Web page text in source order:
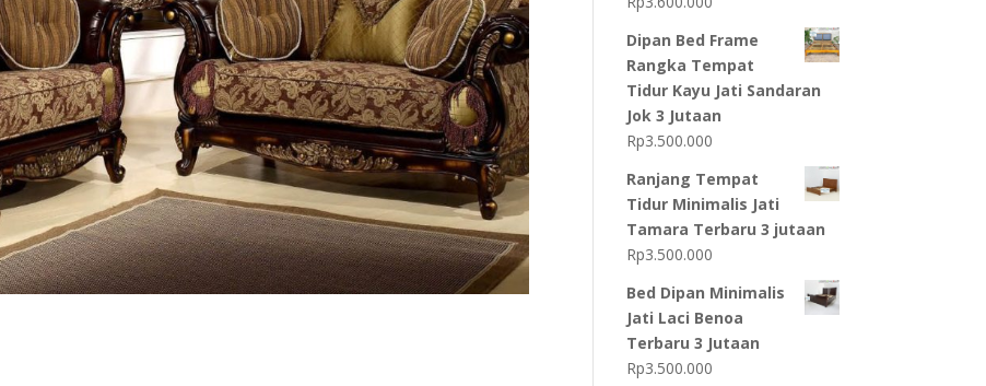
Dipan Bed Frame
Rangka Tempat
Tidur Kayu Jati Sandaran
Jok 3 Jutaan
Rp3.500.000
Ranjang Tempat
Tidur Minimalis Jati
Tamara Terbaru 3 jutaan
Rp3.500.000
Bed Dipan Minimalis
Jati Laci Benoa
Terbaru 3 Jutaan
Rp3.500.000